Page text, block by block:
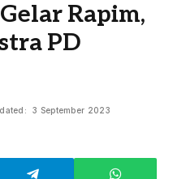
Rapim,
PD
3 September 2023